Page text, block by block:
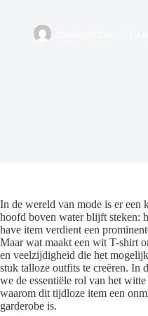
In de wereld van mode is er een
hoofd boven water blijft steken:
have item verdient een
Maar wat maakt een wit T-shirt
en veelzijdigheid die het
stuk talloze outfits te creëren. In
we de essentiële rol van het
waarom dit tijdloze item een
garderobe is.